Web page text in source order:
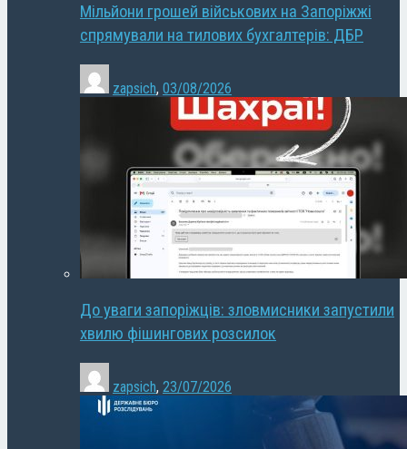
Мільйони грошей військових на Запоріжжі
спрямували на тилових бухгалтерів: ДБР
zapsich, 03/08/2026
До уваги запоріжців: зловмисники запустили
хвилю фішингових розсилок
zapsich, 23/07/2026